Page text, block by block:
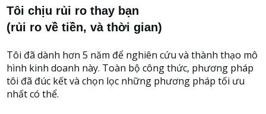
Tôi chịu rủi ro thay bạn
(rủi ro về tiền, và thời gian)
Tôi đã dành hơn 5 năm để nghiên cứu và thành thạo mô
hình kinh doanh này. Toàn bộ công thức, phương pháp
tôi đã đúc kết và chọn lọc những phương pháp tối ưu
nhất có thể.